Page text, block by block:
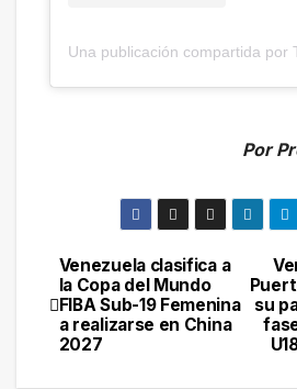
Una publicación compartida por
Por
Navegación
de
su
Venezuela clasifica a
la Copa del Mundo
FIBA Sub-19 Femenina
a realizarse en China
2027